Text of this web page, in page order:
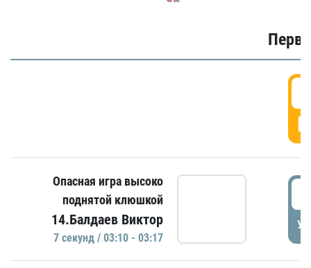
Опасная игра высоко
поднятой клюшкой
14.Балдаев Виктор
7 секунд / 03:10 - 03:17